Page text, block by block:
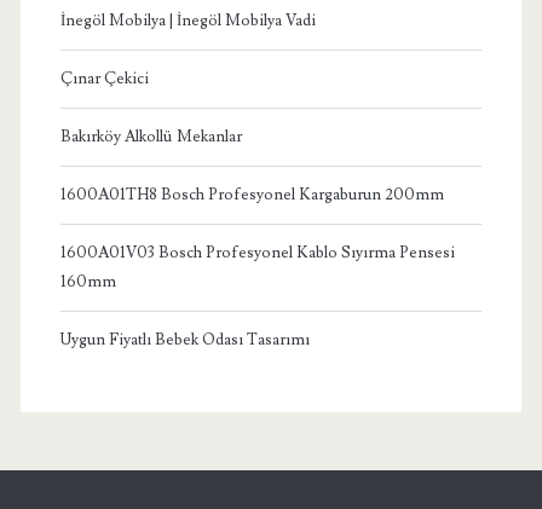
İnegöl Mobilya | İnegöl Mobilya Vadi
Çınar Çekici
Bakırköy Alkollü Mekanlar
1600A01TH8 Bosch Profesyonel Kargaburun 200mm
1600A01V03 Bosch Profesyonel Kablo Sıyırma Pensesi
160mm
Uygun Fiyatlı Bebek Odası Tasarımı